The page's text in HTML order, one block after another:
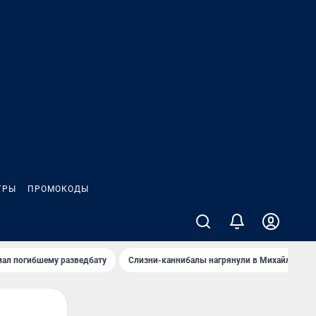
ПРОМОКОДЫ
погибшему разведбату Слизни-каннибалы нагрянули в Михайлов